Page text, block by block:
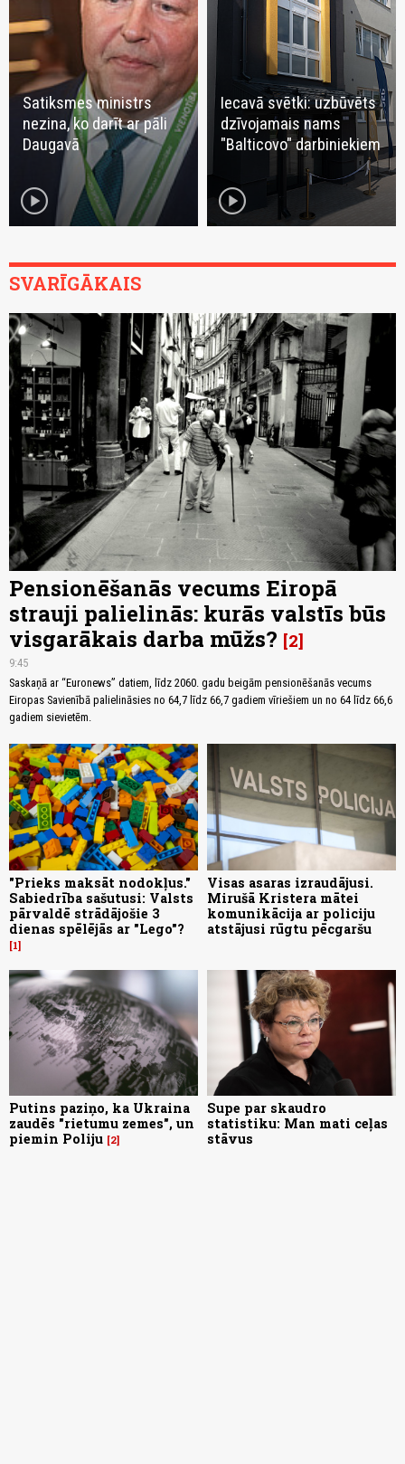
Satiksmes ministrs
nezina, ko darīt ar pāli
Daugavā
play_circle
Iecavā svētki: uzbūvēts
dzīvojamais nams
"Balticovo" darbiniekiem
play_circle
SVARĪGĀKAIS
Pensionēšanās vecums Eiropā
strauji palielinās: kurās valstīs būs
visgarākais darba mūžs? 2
9:45
Saskaņā ar “Euronews” datiem, līdz 2060. gadu beigām pensionēšanās vecums
Eiropas Savienībā palielināsies no 64,7 līdz 66,7 gadiem vīriešiem un no 64 līdz 66,6
gadiem sievietēm.
"Prieks maksāt nodokļus."
Sabiedrība sašutusi: Valsts
pārvaldē strādājošie 3
dienas spēlējās ar "Lego"?
1
Visas asaras izraudājusi.
Mirušā Kristera mātei
komunikācija ar policiju
atstājusi rūgtu pēcgaršu
Putins paziņo, ka Ukraina
zaudēs "rietumu zemes", un
piemin Poliju 2
Supe par skaudro
statistiku: Man mati ceļas
stāvus